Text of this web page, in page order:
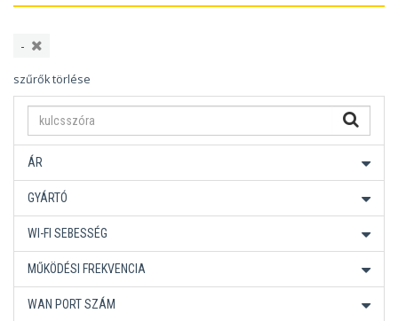
-
szűrők törlése
ÁR
GYÁRTÓ
WI-FI SEBESSÉG
MŰKÖDÉSI FREKVENCIA
WAN PORT SZÁM